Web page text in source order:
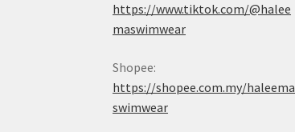
https://www.tiktok.com/@halee
maswimwear
Shopee:
https://shopee.com.my/haleema
swimwear